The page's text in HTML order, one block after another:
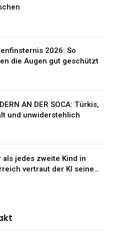
2026: So
die Augen gut geschützt
AN DER SOCA: Türkis,
und unwiderstehlich
als jedes zweite Kind in
vertraut der KI seine